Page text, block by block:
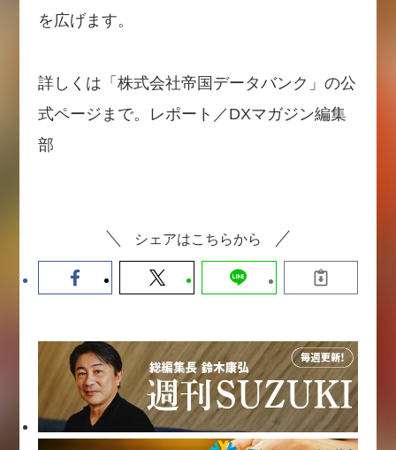
を広げます。
詳しくは「株式会社帝国データバンク」の公
式ページまで。レポート／DXマガジン編集
部
シェアはこちらから